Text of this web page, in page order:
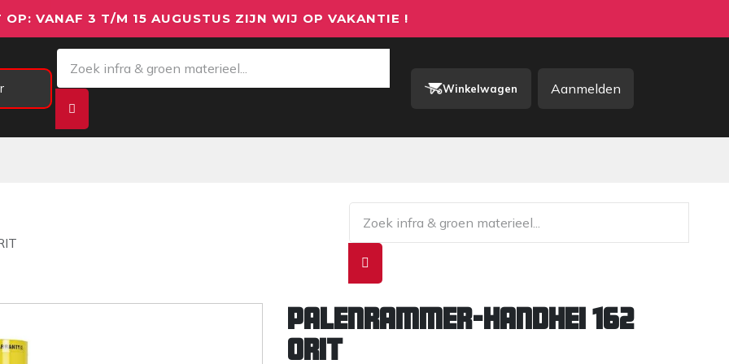
OP: VANAF 3 T/M 15 AUGUSTUS ZIJN WIJ OP VAKANTIE !
Winkelwagen Aanmelden
Palenrammer-handhei 162
ORIT